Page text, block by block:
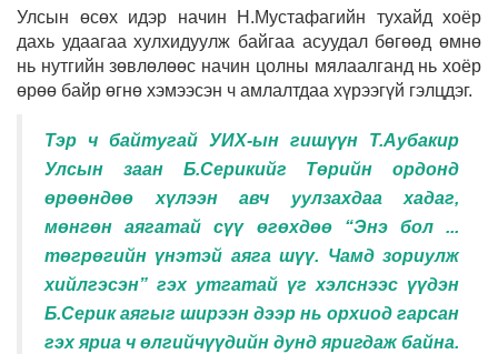
Улсын өсөх идэр начин Н.Мустафагийн тухайд хоёр
дахь удаагаа хулхидуулж байгаа асуудал бөгөөд өмнө
нь нутгийн зөвлөлөөс начин цолны мялаалганд нь хоёр
өрөө байр өгнө хэмээсэн ч амлалтдаа хүрээгүй гэлцдэг.
Тэр ч байтугай УИХ-ын гишүүн Т.Аубакир
Улсын заан Б.Серикийг Төрийн ордонд
өрөөндөө хүлээн авч уулзахдаа хадаг,
мөнгөн аягатай сүү өгөхдөө “Энэ бол ...
төгрөгийн үнэтэй аяга шүү. Чамд зориулж
хийлгэсэн” гэх утгатай үг хэлснээс үүдэн
Б.Серик аягыг ширээн дээр нь орхиод гарсан
гэх яриа ч өлгийчүүдийн дунд яригдаж байна.